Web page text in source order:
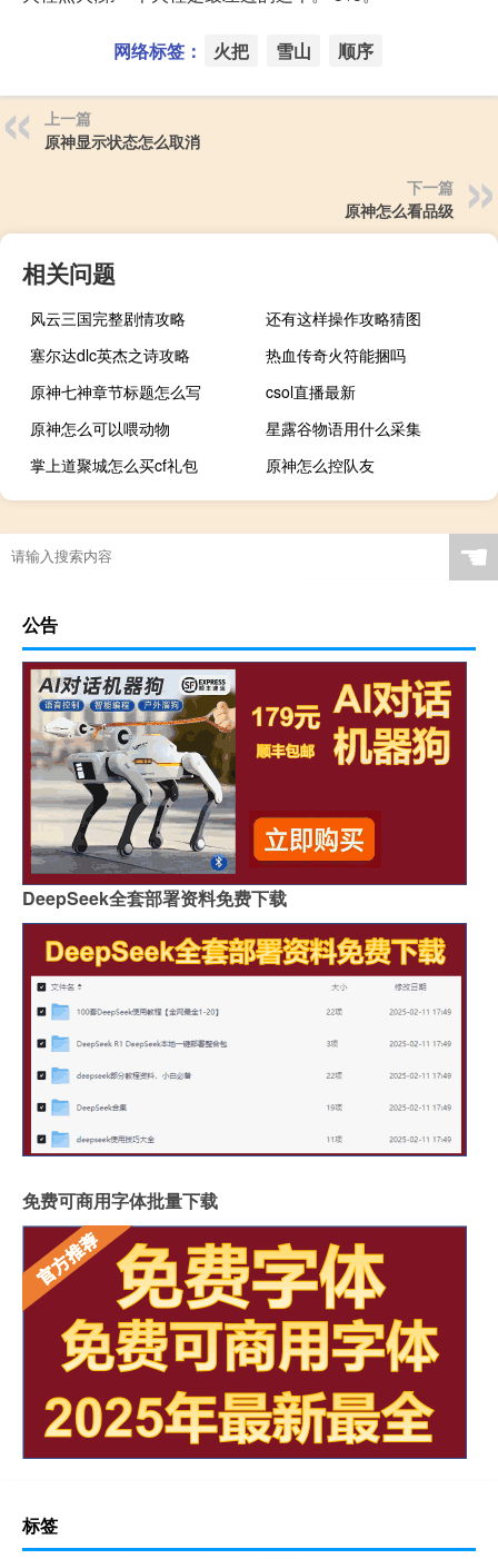
网络标签： 火把 雪山 顺序
上一篇
原神显示状态怎么取消
下一篇
原神怎么看品级
相关问题
风云三国完整剧情攻略
还有这样操作攻略猜图
塞尔达dlc英杰之诗攻略
热血传奇火符能捆吗
原神七神章节标题怎么写
csol直播最新
原神怎么可以喂动物
星露谷物语用什么采集
掌上道聚城怎么买cf礼包
原神怎么控队友
☚
公告
DeepSeek全套部署资料免费下载
免费可商用字体批量下载
标签